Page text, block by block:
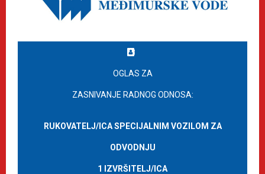
OGLAS ZA
ZASNIVANJE RADNOG ODNOSA:
RUKOVATELJ/ICA SPECIJALNIM VOZILOM ZA
ODVODNJU
1 IZVRŠITELJ/ICA